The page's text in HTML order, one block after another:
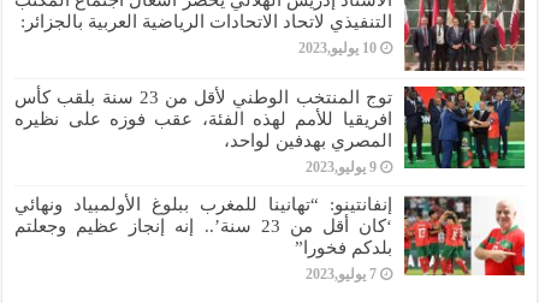
التنفيذي لاتحاد الاتحادات الرياضية العربية بالجزائر:
10 يوليو,2023
توج المنتخب الوطني لأقل من 23 سنة بلقب كأس
افريقيا للأمم لهذه الفئة، عقب فوزه على نظيره
المصري بهدفين لواحد،
9 يوليو,2023
إنفانتينو: “تهانينا للمغرب ببلوغ الأولمبياد ونهائي
‘كان أقل من 23 سنة’.. إنه إنجاز عظيم وجعلتم
بلدكم فخورا”
7 يوليو,2023